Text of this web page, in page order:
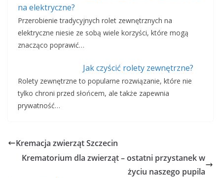
na elektryczne?
Przerobienie tradycyjnych rolet zewnętrznych na
elektryczne niesie ze sobą wiele korzyści, które mogą
znacząco poprawić…
Jak czyścić rolety zewnętrzne?
Rolety zewnętrzne to popularne rozwiązanie, które nie
tylko chroni przed słońcem, ale także zapewnia
prywatność…
Kremacja zwierząt Szczecin
Krematorium dla zwierząt – ostatni przystanek w
życiu naszego pupila